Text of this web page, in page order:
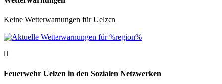
Keine Wetterwarnungen für Uelzen
Feuerwehr Uelzen in den Sozialen Netzwerken